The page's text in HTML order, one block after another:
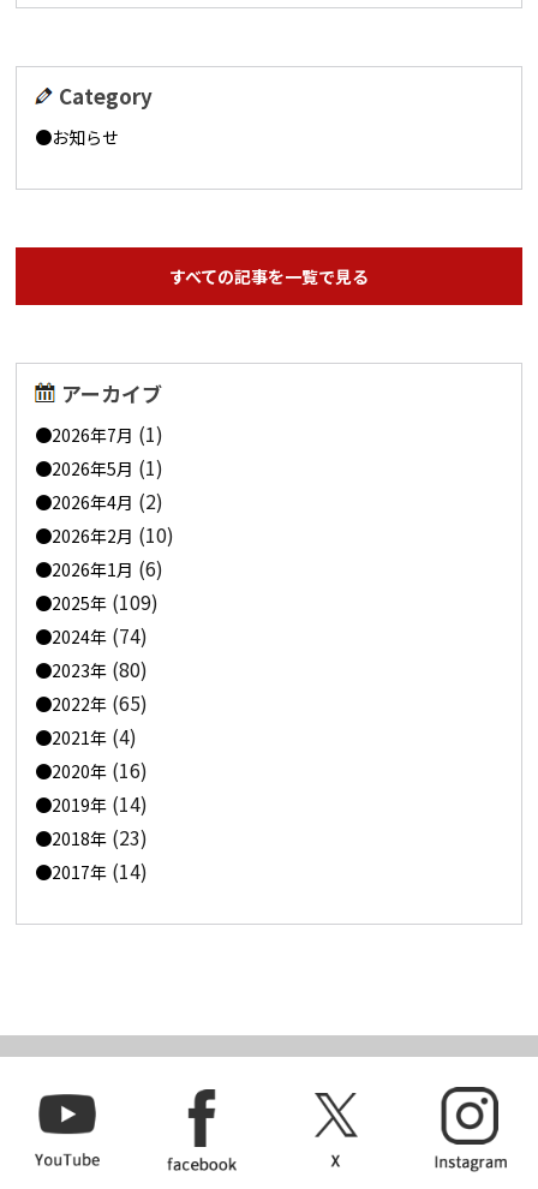
Category
お知らせ
すべての記事を一覧で見る
アーカイブ
2026年7月 (1)
2026年5月 (1)
2026年4月 (2)
2026年2月 (10)
2026年1月 (6)
2025年 (109)
2024年 (74)
2023年 (80)
2022年 (65)
2021年 (4)
2020年 (16)
2019年 (14)
2018年 (23)
2017年 (14)